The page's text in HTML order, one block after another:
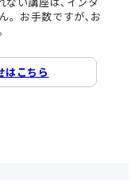
。お手数ですが､お
はこちら